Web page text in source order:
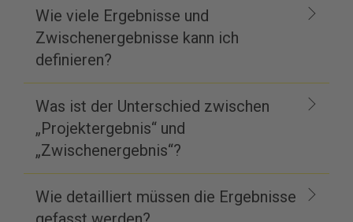
Wie viele Ergebnisse und
Zwischenergebnisse kann ich
definieren?
Was ist der Unterschied zwischen
„Projektergebnis“ und
„Zwischenergebnis“?
Wie detailliert müssen die Ergebnisse